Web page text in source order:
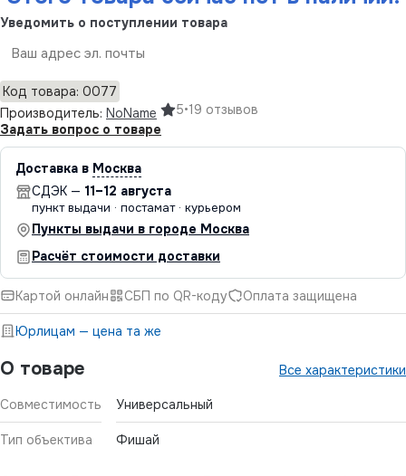
О товаре Все характеристики
Совместимость Универсальный
Тип объектива Фишай
Уведомить о поступлении товара
Код товара: 0077
Производитель: NoName 5•19 отзывов
Задать вопрос о товаре
Доставка в Москва
СДЭК — 11–12 августа
пункт выдачи · постамат · курьером
Пункты выдачи в городе Москва
Расчёт стоимости доставки
Картой онлайн СБП по QR-коду Оплата защищена
Юрлицам — цена та же